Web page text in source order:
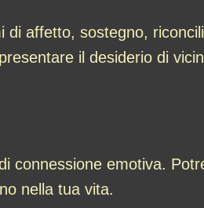
di affetto, sostegno,
il desiderio di
connessione emotiva.
nella tua vita.